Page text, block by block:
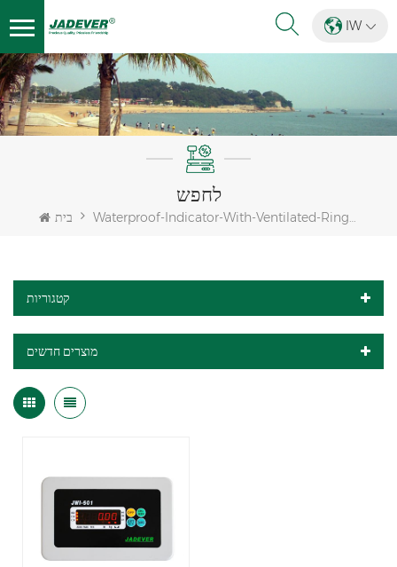
IW
לחפש
בית Waterproof-Indicator-With-Ventilated-Ring-For-Load-Cell
קטגוריות
מוצרים חדשים